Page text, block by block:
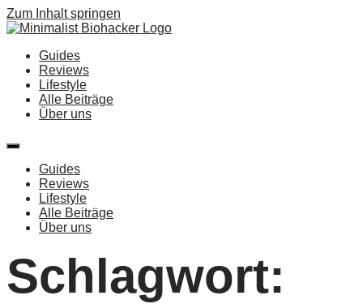
Zum Inhalt springen
Guides
Reviews
Lifestyle
Alle Beiträge
Über uns
Guides
Reviews
Lifestyle
Alle Beiträge
Über uns
Schlagwort: